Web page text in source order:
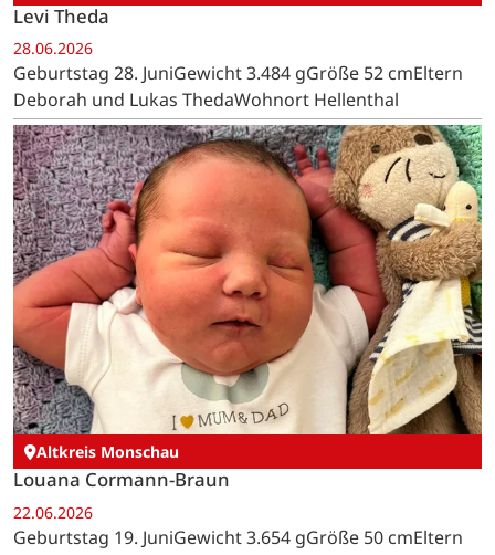
Levi Theda
28.06.2026
Geburtstag 28. JuniGewicht 3.484 gGröße 52 cmEltern
Deborah und Lukas ThedaWohnort Hellenthal
Altkreis Monschau
Louana Cormann-Braun
22.06.2026
Geburtstag 19. JuniGewicht 3.654 gGröße 50 cmEltern